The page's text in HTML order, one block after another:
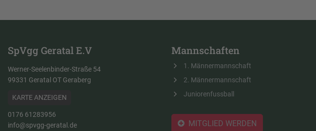
SpVgg Geratal E.V
Werner-Seelenbinder-Straße 54
99331 Geratal OT Geraberg
KARTE ANZEIGEN
0176 61283956
info@spvgg-geratal.de
Mannschaften
1. Männermannschaft
2. Männermannschaft
Juniorenfussball
MITGLIED WERDEN